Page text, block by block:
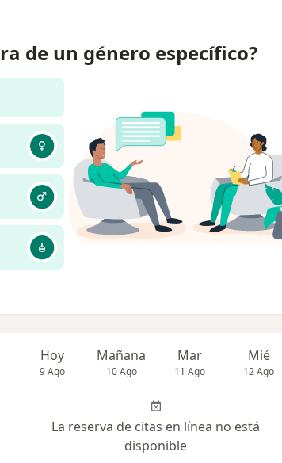
de un género específico?
Hoy
9 Ago
Mañana
10 Ago
Mar
11 Ago
Mié
12 Ago
La reserva de citas en línea no está
disponible